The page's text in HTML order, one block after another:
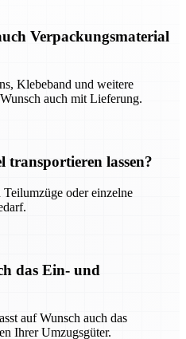
Verpackungsmaterial
Klebeband und weitere
auch mit Lieferung.
lassen?
oder einzelne
das Ein- und
auf Wunsch auch das
Ihrer Umzugsgüter.